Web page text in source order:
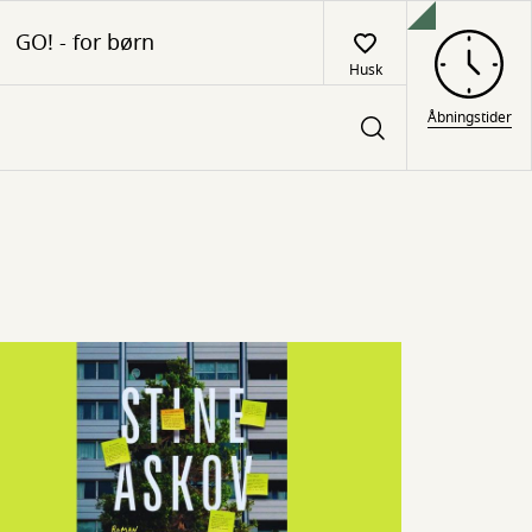
GO! - for børn
Husk
Åbningstider